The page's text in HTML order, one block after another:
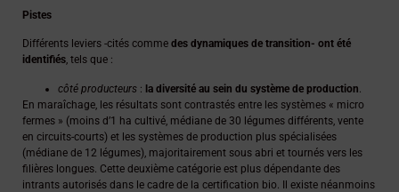
Pistes
Différents leviers -cités comme des dynamiques de transition- ont été
identifiés, tels que :
côté producteurs : la diversité au sein du système de production
En maraîchage, les résultats sont contrastés entre les systèmes « micro
fermes » (moins d’1 ha cultivé, médiane de 30 légumes différents, vente
en circuits-courts) et les systèmes de production plus spécialisées
(médiane de 12 légumes), majoritairement sous abri et tournés vers les
filières longues. Cette deuxième catégorie est plus dépendante des
intrants autorisés dans le cadre de la certification bio. Il existe néanmoins